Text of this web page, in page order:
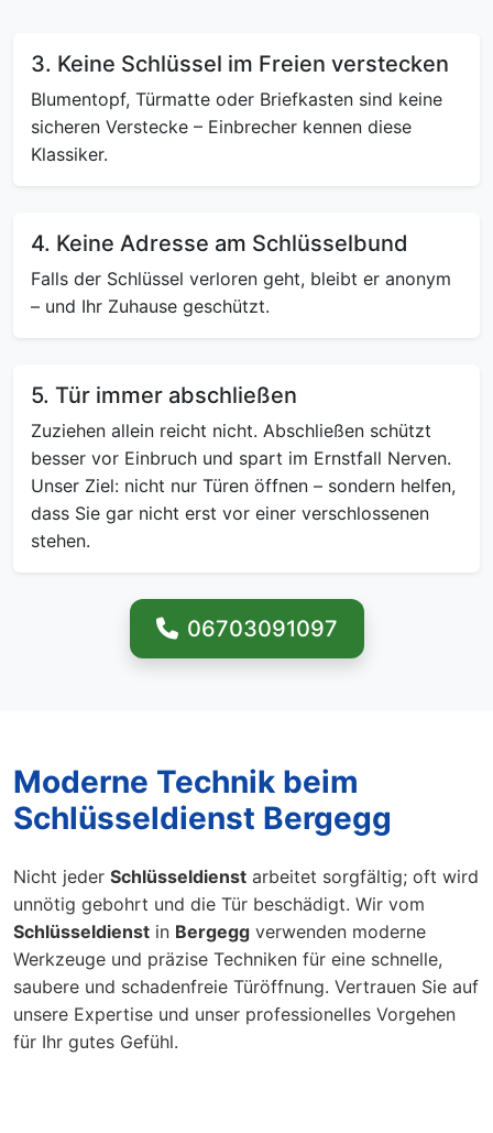
3. Keine Schlüssel im Freien verstecken
Blumentopf, Türmatte oder Briefkasten sind keine
sicheren Verstecke – Einbrecher kennen diese
Klassiker.
4. Keine Adresse am Schlüsselbund
Falls der Schlüssel verloren geht, bleibt er anonym
– und Ihr Zuhause geschützt.
5. Tür immer abschließen
Zuziehen allein reicht nicht. Abschließen schützt
besser vor Einbruch und spart im Ernstfall Nerven.
Unser Ziel: nicht nur Türen öffnen – sondern helfen,
dass Sie gar nicht erst vor einer verschlossenen
stehen.
06703091097
Moderne Technik beim
Schlüsseldienst Bergegg
Nicht jeder Schlüsseldienst arbeitet sorgfältig; oft wird
unnötig gebohrt und die Tür beschädigt. Wir vom
Schlüsseldienst in Bergegg verwenden moderne
Werkzeuge und präzise Techniken für eine schnelle,
saubere und schadenfreie Türöffnung. Vertrauen Sie auf
unsere Expertise und unser professionelles Vorgehen
für Ihr gutes Gefühl.